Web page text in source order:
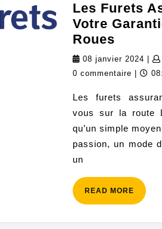
Les Furets
Votre
Roues
Furets
:
Votre
sur
Roues
08 janvier 2024 08
0 commentaire
Les furets
vous sur la route
qu’un simple
passion, un mode
un
READ MORE READ
MORE